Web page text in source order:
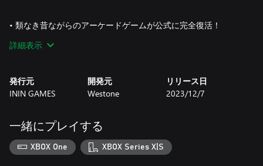
• 類なき昔ながらのアーケードゲームが公式に完全復活！
• 美しいピクセルグラフィックの独創的なステージ
• ウエストンのレジェンド、坂本慎一氏による豪華なサウンド
• コンセプトアートなどのギャラリーも収録
詳細表示
発行元
ININ GAMES
開発元
Westone
リリース日
2023/12/7
一緒にプレイする
XBOX One XBOX Series X|S